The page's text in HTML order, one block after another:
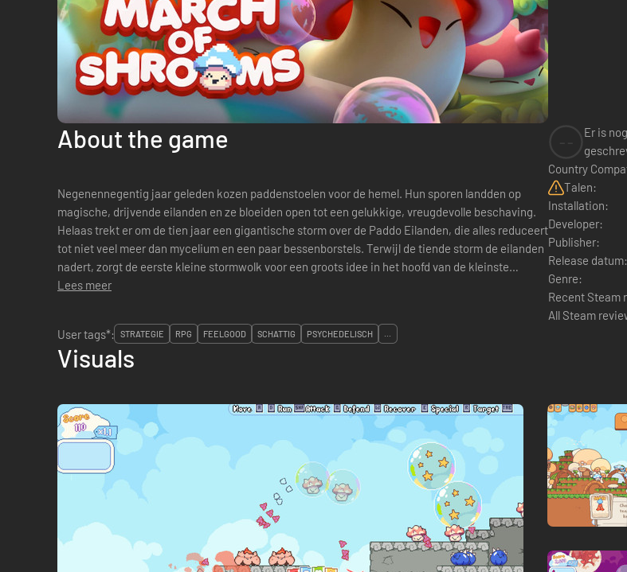
About the game
Negenennegentig jaar geleden kozen paddenstoelen voor de hemel. Hun sporen landden op
magische, drijvende eilanden en ze bloeiden open tot een gelukkige, vreugdevolle beschaving.
Helaas trekt er om de tien jaar een gigantische storm over de Paddo Eilanden, die alles reduceert
tot niet veel meer dan mycelium en een paar bessenborstels. Terwijl de tiende storm de eilanden
nadert, zorgt de eerste kleine stormwolk voor een groots idee in het hoofd van de kleinste
paddenstoel: Verenig de paddo's! Vec...
Lees meer
Er is
Country
Talen:
Installation:
Developer:
Publisher:
Release datum:
Genre:
Recent Steam
All Steam
User tags*:
STRATEGIE RPG FEELGOOD SCHATTIG PSYCHEDELISCH ...
Visuals